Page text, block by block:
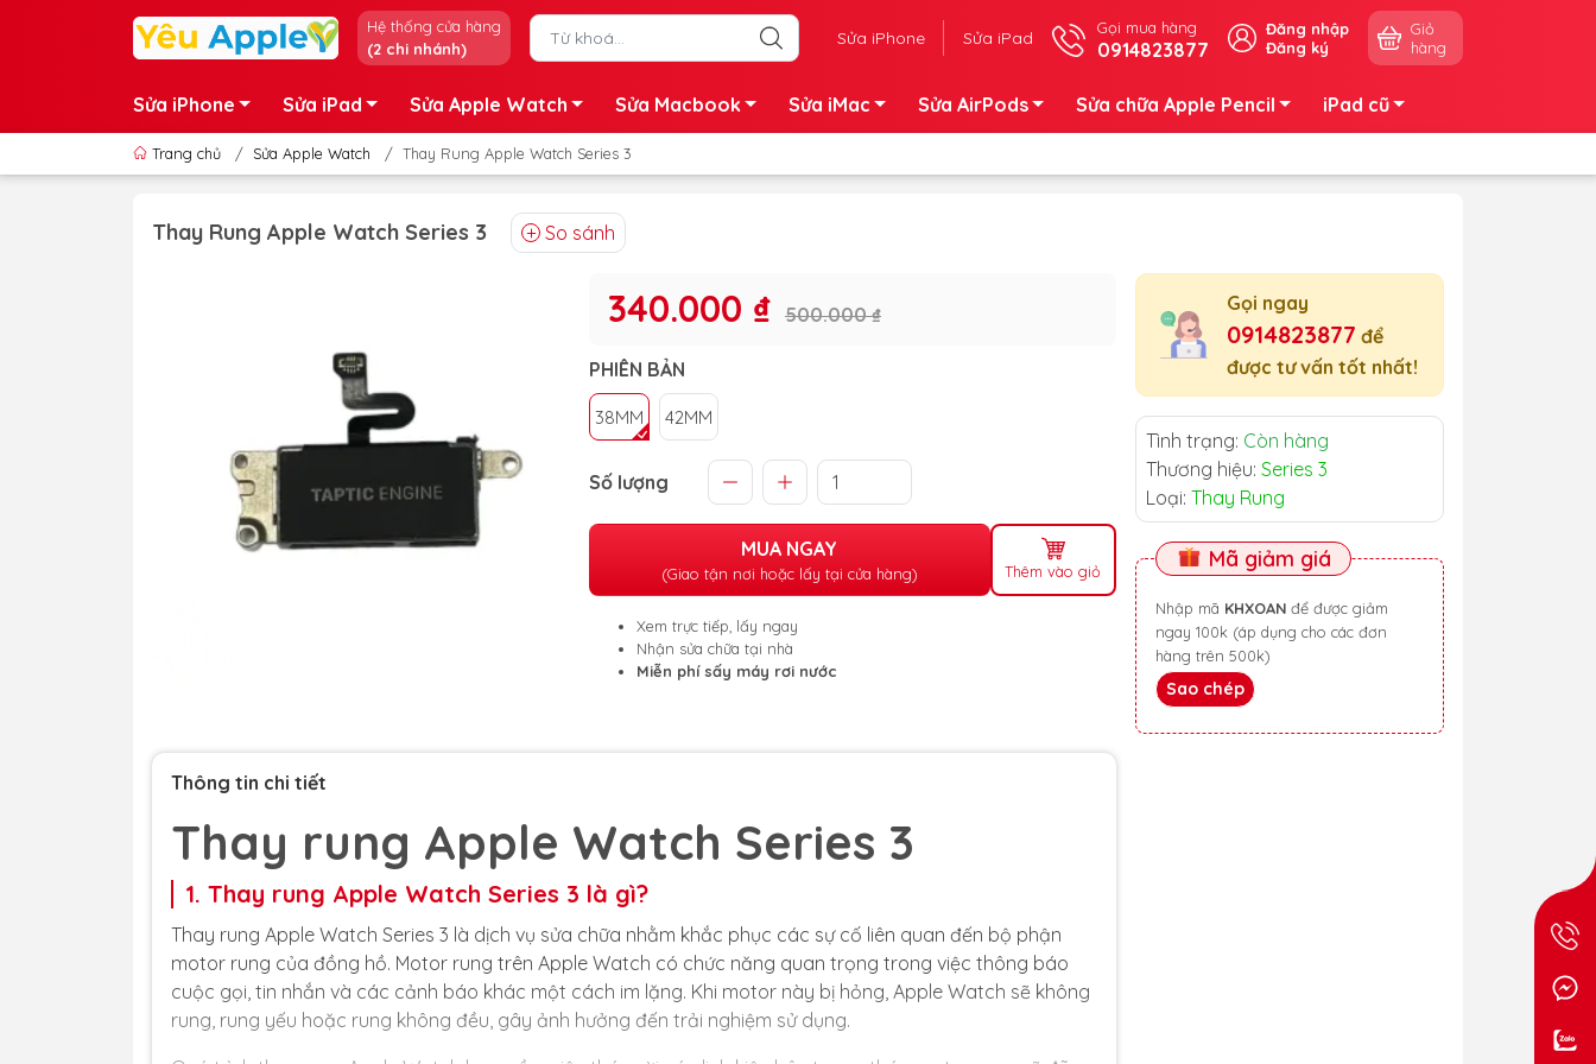
Hệ thống cửa hàng
(2 chi nhánh)
Sửa iPhone Sửa iPad Gọi mua hàng
0914823877
Đăng nhập
Đăng ký
Giỏ
hàng
Sửa iPhone Sửa iPad Sửa Apple Watch Sửa Macbook Sửa iMac Sửa AirPods Sửa chữa Apple Pencil iPad cũ
Trang chủ / Sửa Apple Watch / Thay Rung Apple Watch Series 3
Thay Rung Apple Watch Series 3 So sánh
340.000 ₫ 500.000 ₫
PHIÊN BẢN
38MM 42MM
Số lượng
MUA NGAY
(Giao tận nơi hoặc lấy tại cửa hàng) Thêm vào giỏ
Xem trực tiếp, lấy ngay
Nhận sửa chữa tại nhà
Miễn phí sấy máy rơi nước
Gọi ngay
0914823877 để
được tư vấn tốt nhất!
Tình trạng: Còn hàng
Thương hiệu: Series 3
Loại: Thay Rung
Mã giảm giá
Nhập mã KHXOAN
ngay 100k (áp dụng cho các đơn
hàng trên 500k)
Sao chép
Thông tin chi tiết
Thay rung Apple Watch Series 3
1. Thay rung Apple Watch Series 3 là gì?
Thay rung Apple Watch Series 3 là dịch vụ sửa chữa nhằm khắc phục các sự cố liên quan đến bộ phận
motor rung của đồng hồ. Motor rung trên Apple Watch có chức năng quan trọng trong việc thông báo
cuộc gọi, tin nhắn và các cảnh báo khác một cách im lặng. Khi motor này bị hỏng, Apple Watch sẽ không
rung, rung yếu hoặc rung không đều, gây ảnh hưởng đến trải nghiệm sử dụng.